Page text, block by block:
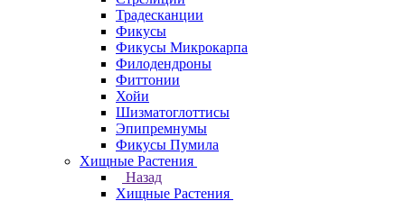
Традесканции
Фикусы
Фикусы Микрокарпа
Филодендроны
Фиттонии
Хойи
Шизматоглоттисы
Эпипремнумы
Фикусы Пумила
Хищные Растения
Назад
Хищные Растения